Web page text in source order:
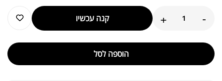
-
+ קנה עכשיו
הוספה לסל